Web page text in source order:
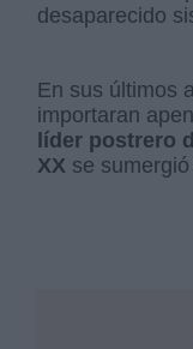
desaparecido
En sus últimos
importaran
líder postrero
XX se